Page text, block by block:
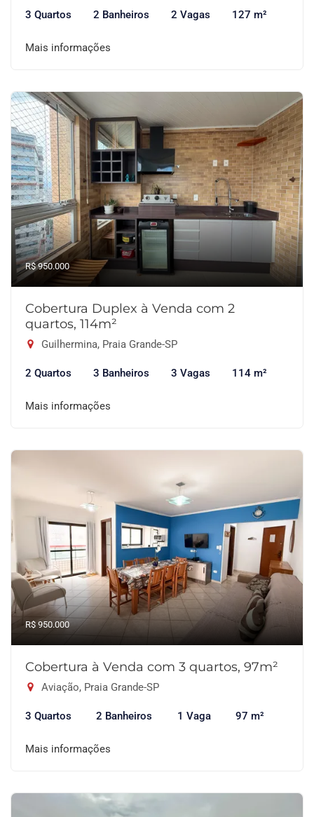
3 Quartos 2 Banheiros 2 Vagas 127 m²
Mais informações
R$ 950.000
Cobertura Duplex à Venda com 2
quartos, 114m²
Guilhermina, Praia Grande-SP
2 Quartos 3 Banheiros 3 Vagas 114 m²
Mais informações
R$ 950.000
Cobertura à Venda com 3 quartos, 97m²
Aviação, Praia Grande-SP
3 Quartos 2 Banheiros 1 Vaga 97 m²
Mais informações